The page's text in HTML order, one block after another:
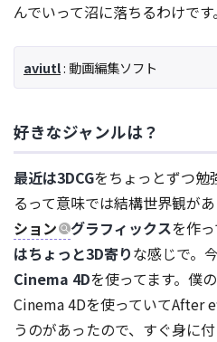
んでいって沼に落ちるわけで
aviutl: 動画編集ソフト
好きなジャンルは？
最近は3DCGをちょっとずつ勉
るって意味では結構世界観が
ション
グラフィックスを作っ
はちょっと3D寄りな感じで。
Cinema 4Dを使ってます。僕
Cinema 4Dを使っていてAfter
うのがあったので、すぐ身に